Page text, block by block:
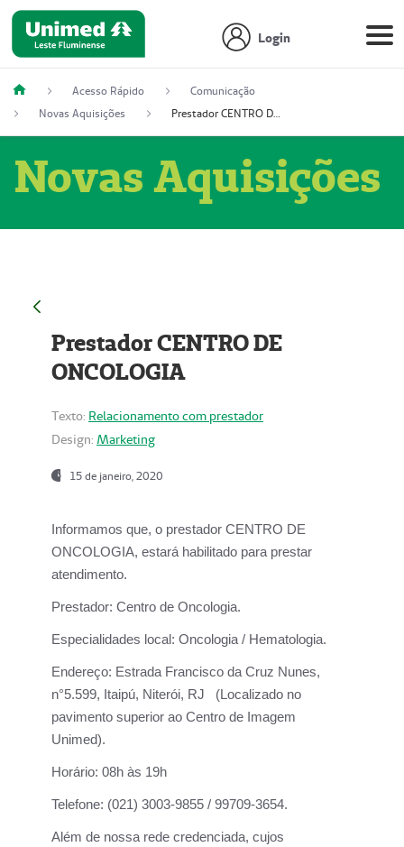
Login
Acesso Rápido
Comunicação
Novas Aquisições
Prestador CENTRO DE ONCOLOGIA
Novas Aquisições
Prestador CENTRO DE
ONCOLOGIA
Texto: Relacionamento com prestador
Design: Marketing
15 de janeiro, 2020
Informamos que, o prestador CENTRO DE
ONCOLOGIA, estará habilitado para prestar
atendimento.
Prestador: Centro de Oncologia.
Especialidades local: Oncologia / Hematologia.
Endereço: Estrada Francisco da Cruz Nunes,
n°5.599, Itaipú, Niterói, RJ (Localizado no
pavimento superior ao Centro de Imagem
Unimed).
Horário: 08h às 19h
Telefone: (021) 3003-9855 / 99709-3654.
Além de nossa rede credenciada, cujos